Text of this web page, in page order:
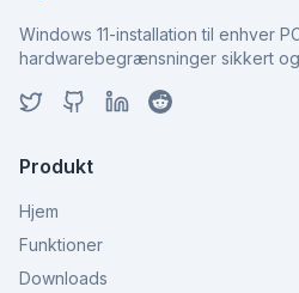
Windows 11-installation til enhver
hardwarebegrænsninger sikkert
Produkt
Hjem
Funktioner
Downloads